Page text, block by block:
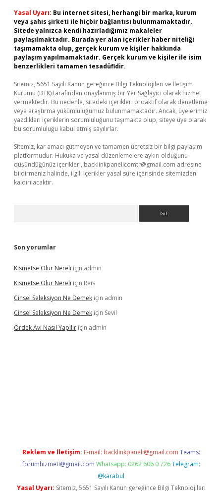
Yasal Uyarı: Bu internet sitesi, herhangi bir marka, kurum
veya şahıs şirketi ile hiçbir bağlantısı bulunmamaktadır.
Sitede yalnızca kendi hazırladığımız makaleler
paylaşılmaktadır. Burada yer alan içerikler haber niteliği
taşımamakta olup, gerçek kurum ve kişiler hakkında
paylaşım yapılmamaktadır. Gerçek kurum ve kişiler ile isim
benzerlikleri tamamen tesadüfidir.
Sitemiz, 5651 Sayılı Kanun gereğince Bilgi Teknolojileri ve İletişim
Kurumu (BTK) tarafından onaylanmış bir Yer Sağlayıcı olarak hizmet
vermektedir. Bu nedenle, sitedeki içerikleri proaktif olarak denetleme
veya araştırma yükümlülüğümüz bulunmamaktadır. Ancak, üyelerimiz
yazdıkları içeriklerin sorumluluğunu taşımakta olup, siteye üye olarak
bu sorumluluğu kabul etmiş sayılırlar.
Sitemiz, kar amacı gütmeyen ve tamamen ücretsiz bir bilgi paylaşım
platformudur. Hukuka ve yasal düzenlemelere aykırı olduğunu
düşündüğünüz içerikleri, backlinkpanelicomtr@gmail.com adresine
bildirmeniz halinde, ilgili içerikler yasal süre içerisinde sitemizden
kaldırılacaktır.
Son yorumlar
Kismetse Olur Nereli için admin
Kismetse Olur Nereli için Reis
Cinsel Seleksiyon Ne Demek için admin
Cinsel Seleksiyon Ne Demek için Sevil
Ördek Avı Nasıl Yapılır için admin
Reklam ve İletişim: E-mail: backlinkpaneli@gmail.com Teams:
forumhizmeti@gmail.com Whatsapp: 0262 606 0 726 Telegram:
@karabul
Yasal Uyarı: Sitemiz, 5651 Sayılı Kanun gereğince Bilgi Teknolojileri